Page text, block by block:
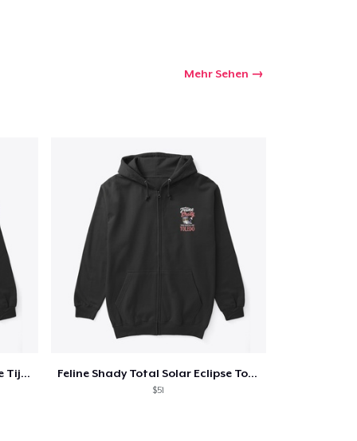
Mehr Sehen
Feline Shady Total Solar Eclipse Tijuana Feline Shady Total Solar Eclipse Toledo
$51